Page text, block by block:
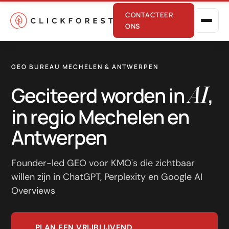
CONTACTEER
ONS
Online marketing
Performance
SEO
GEO
CRO
GEO BUREAU MECHELEN & ANTWERPEN
Geciteerd worden inAI,
in regio Mechelen en
Antwerpen
Founder-led GEO voor KMO's die zichtbaar
willen zijn in ChatGPT, Perplexity en Google AI
Overviews